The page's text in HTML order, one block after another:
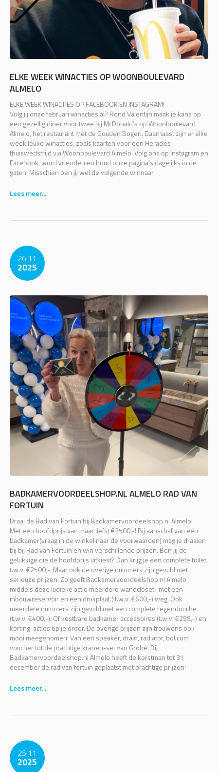
ELKE WEEK WINACTIES OP WOONBOULEVARD
ALMELO
ELKE WEEK WINACTIES OP FACEBOOK EN INSTAGRAM!
Volg jij onze februari winacties al? Rond Valentijn maak je kans op
een gezellig diner voor twee bij McDonald’s op Woonboulevard
Almelo, het restaurant met de Gouden Bogen. Daarnaast zijn er elke
week leuke winacties, zoals kaarten voor een Heracles
thuiswedstrijd via Woonboulevard Almelo. Volg ons op Instagram en
Facebook, word vrienden en houd onze pagina’s dagelijks in de
gaten. Misschien ben jij wel de volgende winnaar.
Lees meer...
26.11
2025
BADKAMERVOORDEELSHOP.NL ALMELO RAD VAN
FORTUIN
Draai de Rad van Fortuin bij Badkamervoordeelshop.nl Almelo!
Met een hoofdprijs van maar liefst €2500,-! Bij aanschaf van een
badkamer(vraag in de winkel naar de voorwaarden) mag je draaien
bij bij Rad van Fortuin en win verschillende prijzen. Ben jij de
gelukkige die de hoofdprijs uitkiest? Dan krijg je een complete toilet
t.w.v. €2500,-. Maar ook de overige nummers zijn gevuld met
serieuze prijzen. Zo geeft Badkamervoordeelshop.nl Almelo
middels deze ludieke actie meerdere wandcloset- met een
inbouwreservoir en een drukplaat ( t.w.v. €600,-) weg. Ook
meerdere nummers zijn gevuld met een complete regendouche
(t.w.v. €400,-). Of kostbare badkamer accessoires (t.w.v. €299,-) en
korting-acties op je order. De overige prijzen zijn trouwens ook
mooi meegenomen! Van een speaker, drain, radiator, bol.com
voucher tot de prachtige kranen-set van Grohe. Bij
Badkamervoordeelshop.nl Almelo heeft de kerstman tot 31
december de rad van fortuin geplaatst met prachtige prijzen!
Lees meer...
25.11
2025